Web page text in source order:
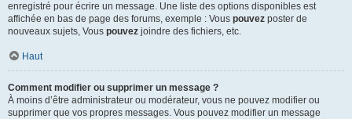
enregistré pour écrire un message. Une liste des options disponibles est
affichée en bas de page des forums, exemple : Vous pouvez poster de
nouveaux sujets, Vous pouvez joindre des fichiers, etc.
Haut
Comment modifier ou supprimer un message ?
À moins d’être administrateur ou modérateur, vous ne pouvez modifier ou
supprimer que vos propres messages. Vous pouvez modifier un message